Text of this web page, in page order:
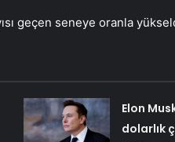
geçen seneye oranla
Elon
dolarlık